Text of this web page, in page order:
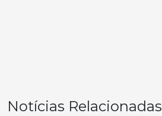
Notícias Relacionadas